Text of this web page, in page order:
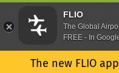
The new FLIO
FLIO
The Global
FREE - In